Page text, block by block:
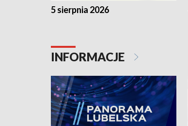
5 sierpnia 2026
INFORMACJE